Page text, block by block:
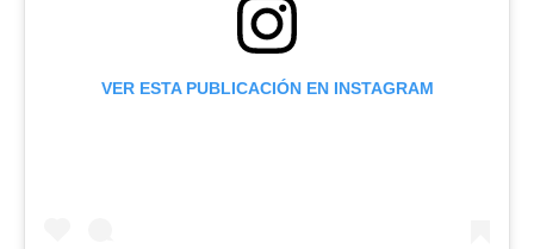
VER ESTA PUBLICACIÓN EN INSTAGRAM